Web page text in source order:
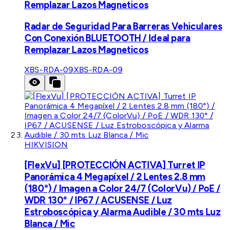
Remplazar Lazos Magneticos
Radar de Seguridad Para Barreras Vehiculares
Con Conexión BLUETOOTH / Ideal para
Remplazar Lazos Magneticos
XBS-RDA-09XBS-RDA-09
HIKVISION
[FlexVu] [PROTECCIÓN ACTIVA] Turret IP
Panorámica 4 Megapíxel / 2 Lentes 2.8 mm
(180°) / Imagen a Color 24/7 (ColorVu) / PoE /
WDR 130° / IP67 / ACUSENSE / Luz
Estroboscópica y Alarma Audible / 30 mts Luz
Blanca / Mic